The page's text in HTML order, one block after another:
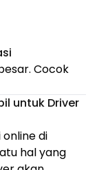
Cocok
untuk Driver
di
hal yang